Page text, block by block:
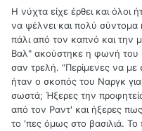
Η νύχτα είχε έρθει και όλοι
να ψέλνει και πολύ
πάλι από τον καπνό και την
Βαλ" ακούστηκε η φωνή του
σαν τρελή. "Περίμενες να
ήταν ο σκοπός του Ναργκ
σωστά; Ήξερες την
από τον Ραντ' και ήξερες πως
το 'πες όμως στο βασιλιά. Το